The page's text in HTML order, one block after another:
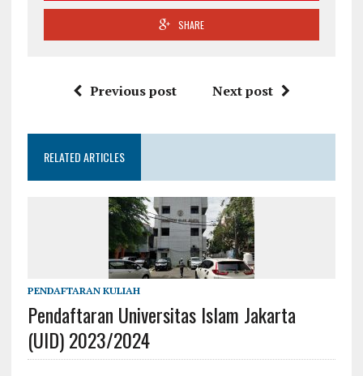
SHARE
Previous post Next post
RELATED ARTICLES
PENDAFTARAN KULIAH
Pendaftaran Universitas Islam Jakarta
(UID) 2023/2024